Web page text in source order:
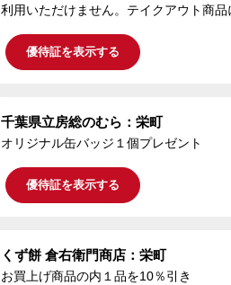
利用いただけません。テイクアウト商品
優待証を表示する
千葉県立房総のむら：栄町
オリジナル缶バッジ１個プレゼント
優待証を表示する
くず餅 倉右衛門商店：栄町
お買上げ商品の内１品を10％引き